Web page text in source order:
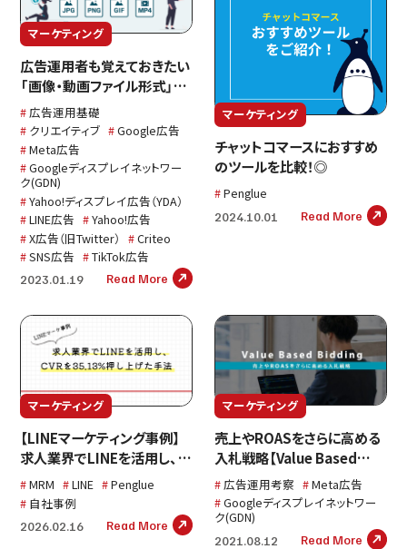
マーケティング
広告運用者も覚えておきたい
「画像・動画ファイル形式」に
ついて〜JPG・PNG・GIF・
MP4何が違うの？〜
広告運用基礎
クリエイティブ
Google広告
Meta広告
Googleディスプレイネットワー
ク(GDN)
Yahoo!ディスプレイ広告（YDA）
LINE広告
Yahoo!広告
X広告（旧Twitter）
Criteo
SNS広告
TikTok広告
2023.01.19 Read More
マーケティング
チャットコマースにおすすめ
のツールを比較！◎
Penglue
2024.10.01 Read More
マーケティング
【LINEマーケティング事例】
求人業界でLINEを活用し、
CVRを35.13%押し上げた手
法
MRM LINE
Penglue
自社事例
2026.02.16 Read More
マーケティング
売上やROASをさらに高める
入札戦略【Value Based
Bidding】とは？
広告運用考察
Meta広告
Googleディスプレイネットワー
ク(GDN)
2021.08.12 Read More